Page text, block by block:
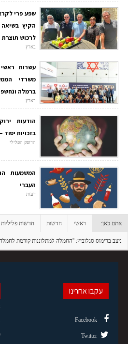
שפע פרי
הקיץ בשיאה
לרכוש
בארץ
עשרות ראשי
משרדי
ברמלה ונחשפו
בארץ
הודעות
בזכויות
הדופק הפלילי
המשמעות
העברי
דעות
אתם כאן: ראשי חדשות חדשות פליליות
ניצב בדימוס סגלוביץ: ''החמלה למתלוננות קודמת
עקבו אחרינו
Facebook
Twitter